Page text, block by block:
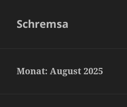
Schremsa
Monat:August 2025